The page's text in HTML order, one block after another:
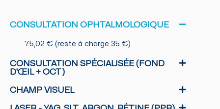
CONSULTATION OPHTALMOLOGIQUE
75,02 € (reste à charge 35 €)
CONSULTATION SPÉCIALISÉE (FOND
D'ŒIL + OCT)
CHAMP VISUEL